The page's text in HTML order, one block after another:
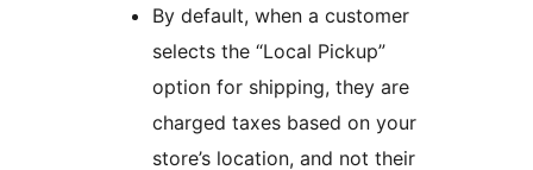
By default, when a customer
selects the “Local Pickup”
option for shipping, they are
charged taxes based on your
store’s location, and not their